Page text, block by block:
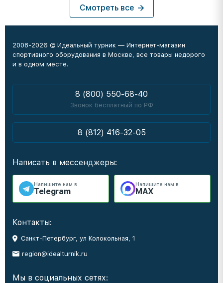
Смотреть все
2008-2026 © Идеальный турник — Интернет-магазин
спортивного оборудования в Москве, все товары недорого
и в одном месте.
8 (800) 550-68-40
Звонок бесплатный по РФ
8 (812) 416-32-05
Написать в мессенджеры:
Напишите нам в
Telegram
Напишите нам в
MAX
Контакты:
Санкт-Петербург, ул Колокольная, 1
region@idealturnik.ru
Мы в социальных сетях: